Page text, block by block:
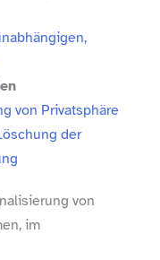
von Privatsphäre
der
von
im